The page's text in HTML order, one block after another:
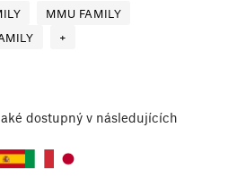
MMU FAMILY
+
dostupný v následujících